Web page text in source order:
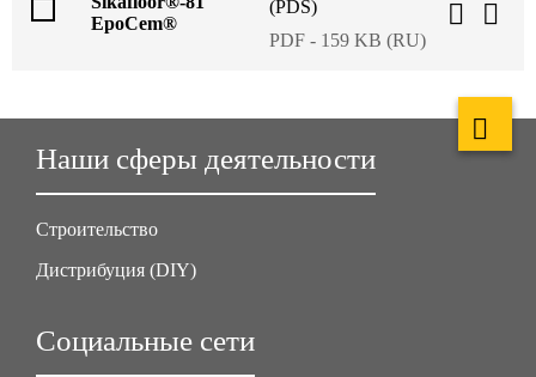
EpoCem®
(PDS)
PDF - 159 KB (RU)
Наши сферы деятельности
Строительство
Дистрибуция (DIY)
Социальные сети